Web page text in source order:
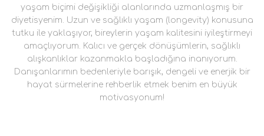
yaşam biçimi değişikliği alanlarında uzmanlaşmış bir
diyetisyenim. Uzun ve sağlıklı yaşam (longevity) konusuna
tutku ile yaklaşıyor, bireylerin yaşam kalitesini iyileştirmeyi
amaçlıyorum. Kalıcı ve gerçek dönüşümlerin, sağlıklı
alışkanlıklar kazanmakla başladığına inanıyorum.
Danışanlarımın bedenleriyle barışık, dengeli ve enerjik bir
hayat sürmelerine rehberlik etmek benim en büyük
motivasyonum!